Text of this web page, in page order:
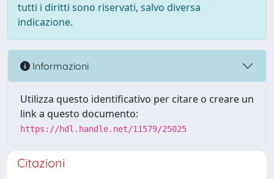
tutti i diritti sono riservati, salvo diversa
indicazione.
Informazioni
Utilizza questo identificativo per citare o creare un
link a questo documento:
https://hdl.handle.net/11579/25025
Citazioni